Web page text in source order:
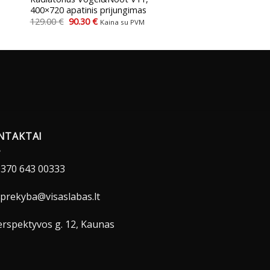
400×720 apatinis prijungimas
129.00€ Original
90.30€Current
Kaina su PVM
643 00333
g. 12, Kaunas